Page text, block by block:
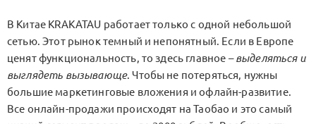
В Китае KRAKATAU работает только с одной небольшой
сетью. Этот рынок темный и непонятный. Если в Европе
ценят функциональность, то здесь главное –выделяться и
выглядеть вызывающе. Чтобы не потеряться, нужны
большие маркетинговые вложения и офлайн-развитие.
Все онлайн-продажи происходят на Таобао и это самый